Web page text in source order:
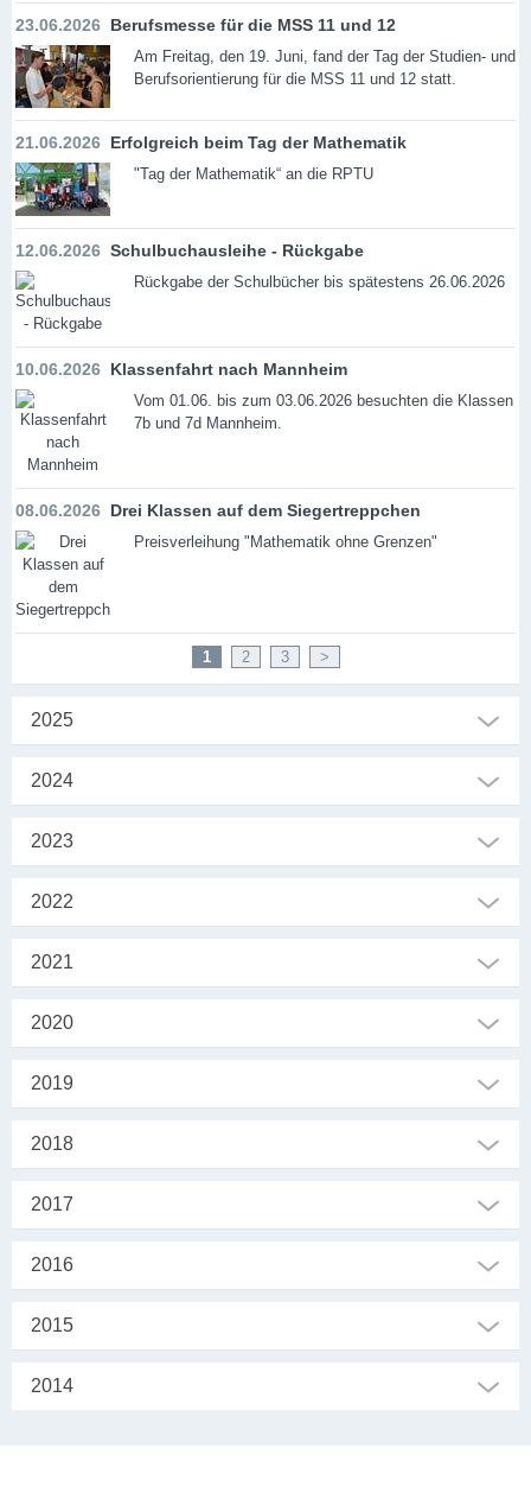
23.06.2026 Berufsmesse für die MSS 11 und 12
Am Freitag, den 19. Juni, fand der Tag der Studien- und
Berufsorientierung für die MSS 11 und 12 statt.
21.06.2026 Erfolgreich beim Tag der Mathematik
"Tag der Mathematik“ an die RPTU
12.06.2026 Schulbuchausleihe - Rückgabe
Rückgabe der Schulbücher bis spätestens 26.06.2026
10.06.2026 Klassenfahrt nach Mannheim
Vom 01.06. bis zum 03.06.2026 besuchten die Klassen
7b und 7d Mannheim.
08.06.2026 Drei Klassen auf dem Siegertreppchen
Preisverleihung "Mathematik ohne Grenzen"
1 2 3 >
2025
2024
2023
2022
2021
2020
2019
2018
2017
2016
2015
2014